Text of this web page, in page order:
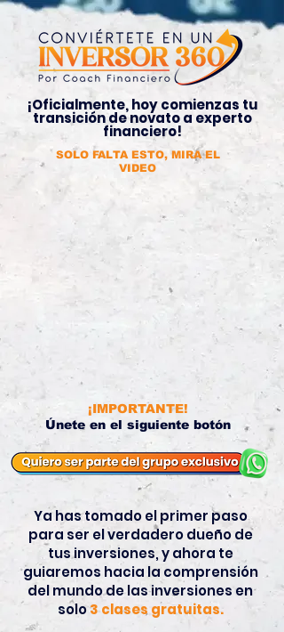
¡Oficialmente, hoy comienzas tu
transición de novato a experto
financiero!
SOLO FALTA ESTO, MIRA EL
VIDEO
¡IMPORTANTE!
Únete en el siguiente botón
Ya has tomado el primer paso
para ser el verdadero dueño de
tus inversiones, y ahora te
guiaremos hacia la comprensión
del mundo de las inversiones en
solo3 clases gratuitas.